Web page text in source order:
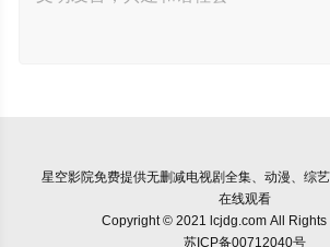
星空影院免费提供无删减电视剧全集、动漫、综
在线观看
Copyright © 2021 lcjdg.com All Rights
苏ICP备00712040号